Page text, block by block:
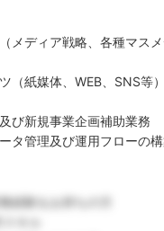
メディア戦略、各種マス
（紙媒体、WEB、SNS等
び新規事業企画補助業務
タ管理及び運用フローの
経験をお持ちの方
キル